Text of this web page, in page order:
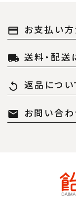
payment お支払い
local_shipping 送料・配送
replay 返品につい
mail お問い合わ